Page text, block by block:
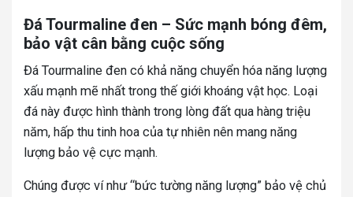
Đá Tourmaline đen – Sức mạnh bóng đêm,
bảo vật cân bằng cuộc sống
Đá Tourmaline đen có khả năng chuyển hóa năng lượng
xấu mạnh mẽ nhất trong thế giới khoáng vật học. Loại
đá này được hình thành trong lòng đất qua hàng triệu
năm, hấp thu tinh hoa của tự nhiên nên mang năng
lượng bảo vệ cực mạnh.
Chúng được ví như “bức tường năng lượng” bảo vệ chủ